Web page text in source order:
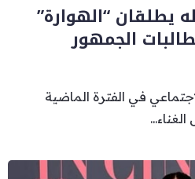
يطلقان “الهوارة”
الجمهور
في الفترة الماضية